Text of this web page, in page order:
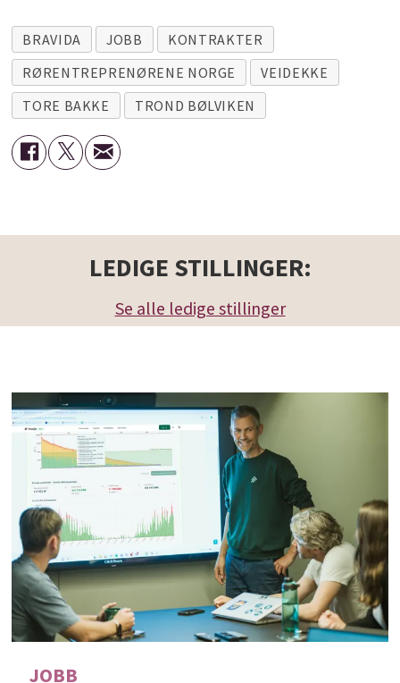
BRAVIDA JOBB
KONTRAKTER
RØRENTREPRENØRENE NORGE
VEIDEKKE
TORE BAKKE
TROND BØLVIKEN
LEDIGE STILLINGER:
Se alle ledige stillinger
JOBB